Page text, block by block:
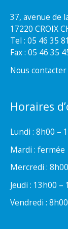
37, avenue de
17220 CROIX
Tel : 05 46 35
Fax : 05 46 35
Nous contacter
Horaires
Lundi : 8h00 –
Mardi : fermée
Mercredi :
Jeudi : 13h00 –
Vendredi : 8h00